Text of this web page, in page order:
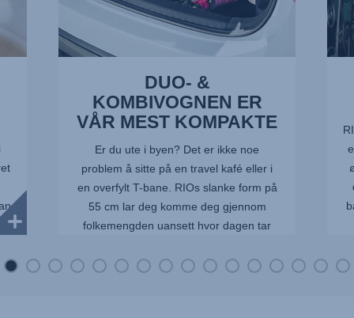
DUO- &
KOMBIVOGNEN ER
VÅR MEST KOMPAKTE
Er du ute i byen? Det er ikke noe
problem å sitte på en travel kafé eller i
en overfylt T-bane. RIOs slanke form på
55 cm lar deg komme deg gjennom
folkemengden uansett hvor dagen tar